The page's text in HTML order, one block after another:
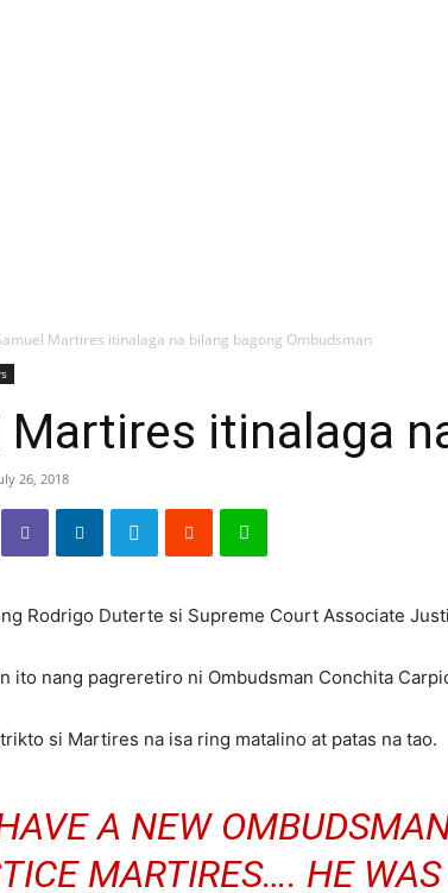
Martires itinalaga na bilang bagong Ombudsman
Martires itinalaga
26, 2018
Rodrigo Duterte si Supreme Court Associate
ito nang pagreretiro ni Ombudsman Conchita
si Martires na isa ring matalino at patas na tao.
A NEW
MARTIRES…. HE